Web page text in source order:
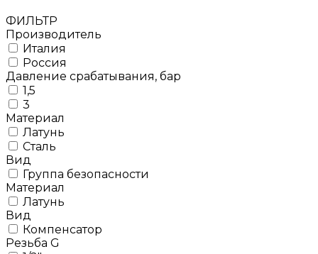
ФИЛЬТР
Производитель
Италия
Россия
Давление срабатывания, бар
1,5
3
Материал
Латунь
Сталь
Вид
Группа безопасности
Материал
Латунь
Вид
Компенсатор
Резьба G